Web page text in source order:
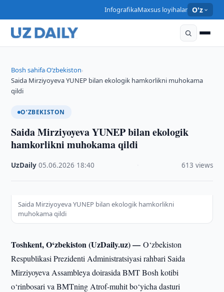
InfografikaMaxsus loyihalar O'z
Bosh sahifa›O‘zbekiston›
Saida Mirziyoyeva YUNEP bilan ekologik hamkorlikni muhokama
qildi
O‘ZBEKISTON
Saida Mirziyoyeva YUNEP bilan ekologik
hamkorlikni muhokama qildi
UzDaily ·05.06.2026 18:40 613 views
Saida Mirziyoyeva YUNEP bilan ekologik hamkorlikni
muhokama qildi
Toshkent, O‘zbekiston (UzDaily.uz) —O‘zbekiston
Respublikasi Prezidenti Administratsiyasi rahbari Saida
Mirziyoyeva Assambleya doirasida BMT Bosh kotibi
o‘rinbosari va BMTning Atrof-muhit bo‘yicha dasturi